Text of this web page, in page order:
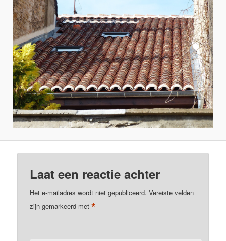
Laat een reactie achter
Het e-mailadres wordt niet gepubliceerd. Vereiste velden
zijn gemarkeerd met*